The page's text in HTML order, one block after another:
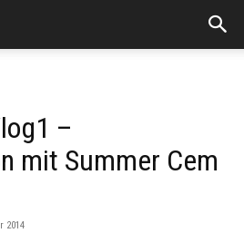
–
mit Summer Cem
2014